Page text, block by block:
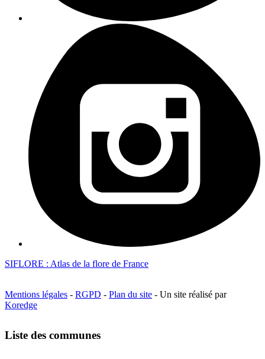
SIFLORE : Atlas de la flore de France
Mentions légales - RGPD - Plan du site - Un site réalisé par
Koredge
Liste des communes